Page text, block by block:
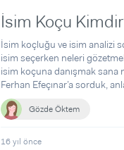
İsim Koçu
İsim koçluğu ve isim analizi
isim seçerken neleri
isim koçuna danışmak sana
Ferhan Efeçınar’a sorduk,
Gözde Öktem
16 yıl önce